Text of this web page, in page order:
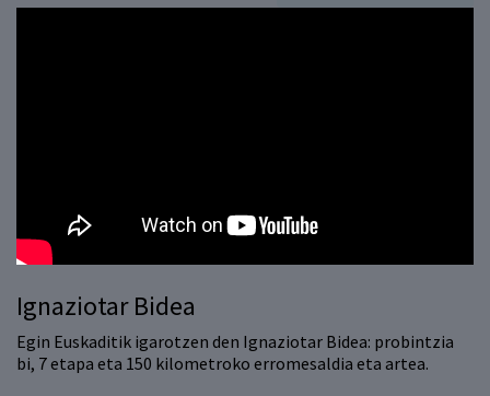
Ignaziotar Bidea
Egin Euskaditik igarotzen den Ignaziotar Bidea: probintzia
bi, 7 etapa eta 150 kilometroko erromesaldia eta artea.